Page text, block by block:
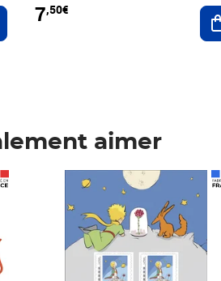
au panier
7,50€
aimer
Prix 7,50€